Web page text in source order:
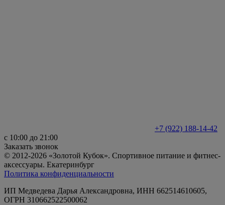
+7 (922) 188-14-42
с 10:00 до 21:00
Заказать звонок
© 2012-2026 «Золотой Кубок». Спортивное питание и фитнес-
аксессуары. Екатеринбург
Политика конфиденциальности
ИП Медведева Дарья Александровна, ИНН 662514610605,
ОГРН 310662522500062